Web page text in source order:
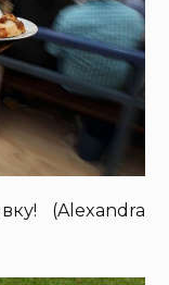
(Alexandra